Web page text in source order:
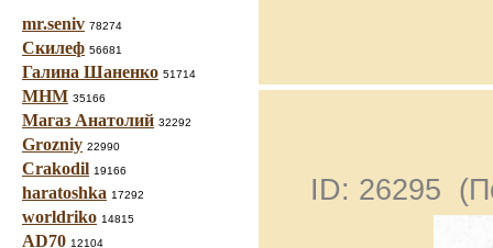
mr.seniv 78274
Скилеф 56681
Галина Шаненко 51714
МНМ 35166
Магаз Анатолий 32292
Grozniy 22990
Crakodil 19166
haratoshka 17292
worldriko 14815
AD70 12104
ID: 26295